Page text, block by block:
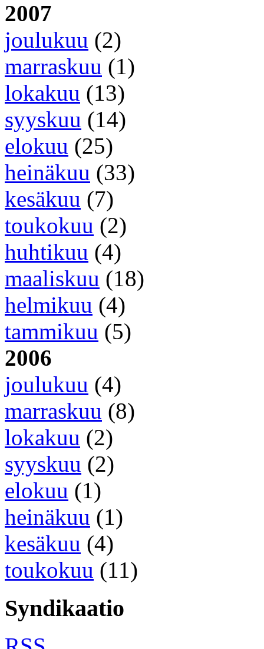
2007
joulukuu (2)
marraskuu (1)
lokakuu (13)
syyskuu (14)
elokuu (25)
heinäkuu (33)
kesäkuu (7)
toukokuu (2)
huhtikuu (4)
maaliskuu (18)
helmikuu (4)
tammikuu (5)
2006
joulukuu (4)
marraskuu (8)
lokakuu (2)
syyskuu (2)
elokuu (1)
heinäkuu (1)
kesäkuu (4)
toukokuu (11)
Syndikaatio